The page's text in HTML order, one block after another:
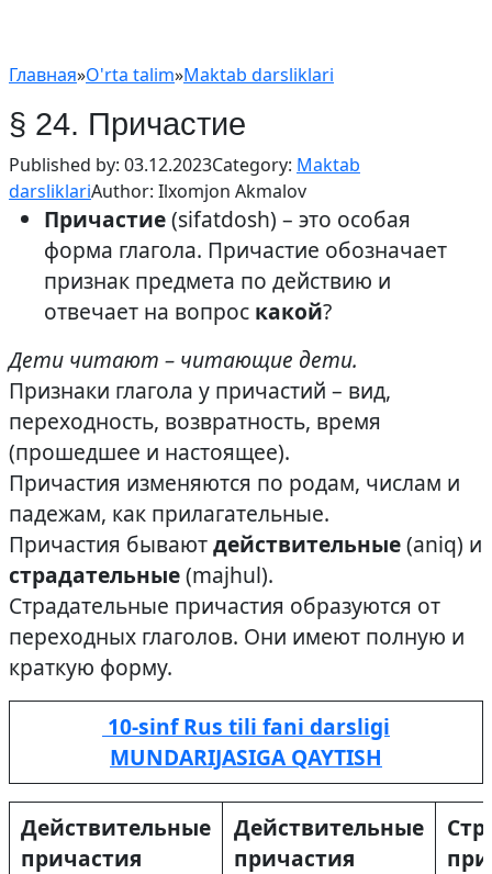
Главная»O'rta talim»Maktab darsliklari
§ 24. Причастие
Published by: 03.12.2023Category: Maktab
darsliklariAuthor: Ilxomjon Akmalov
Причастие(sifatdosh) – это особая
форма глагола. Причастие обозначает
признак предмета по действию и
отвечает на вопрос какой?
Дети читают – читающие дети.
Признаки глагола у причастий – вид,
переходность, возвратность, время
(прошедшее и настоящее).
Причастия изменяются по родам, числам и
падежам, как прилагательные.
Причастия бываютдействительные(aniq) и
страдательные(majhul).
Страдательные причастия образуются от
переходных глаголов. Они имеют полную и
краткую форму.
10-sinf Rus tili fani darsligi
MUNDARIJASIGA QAYTISH
Действительные
причастия
Действительные
причастия